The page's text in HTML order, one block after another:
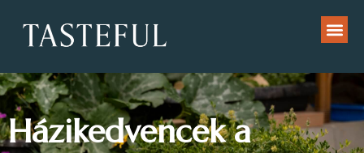
Házikedvencek a